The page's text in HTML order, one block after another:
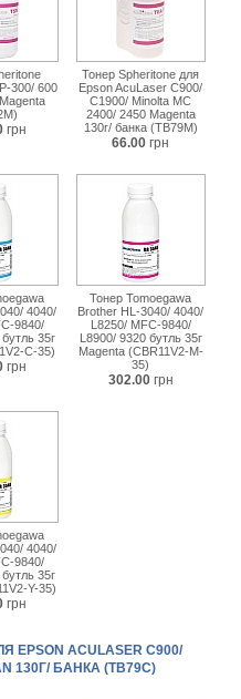
300/ 600
грн
Тонер Spheritone для
Epson AcuLaser C900/
C1900/ Minolta MC
2400/ 2450 Magenta
130г/ банка (TB79M)
66.00 грн
4040/
9840/
35г
C-35)
грн
Тонер Tomoegawa
Brother HL-3040/ 4040/
L8250/ MFC-9840/
L8900/ 9320 бутль 35г
Magenta (CBR11V2-M-
35)
302.00 грн
4040/
9840/
35г
Y-35)
грн
EPSON ACULASER C900/
130Г/ БАНКА (TB79C)